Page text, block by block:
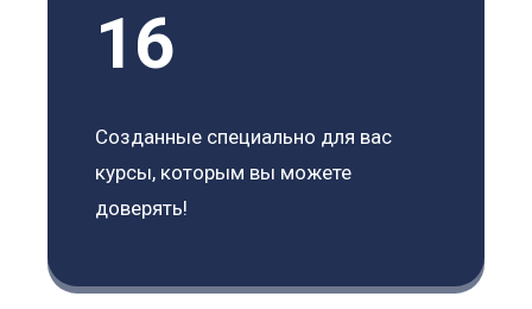
16
Созданные специально для вас
курсы, которым вы можете
доверять!